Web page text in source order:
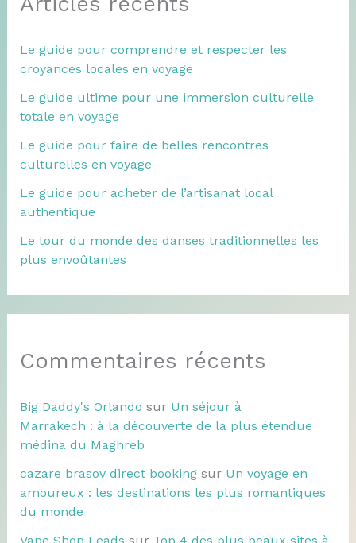
Le guide pour comprendre et respecter les
croyances locales en voyage
Le guide ultime pour une immersion culturelle
totale en voyage
Le guide pour faire de belles rencontres
culturelles en voyage
Le guide pour acheter de l’artisanat local
authentique
Le tour du monde des danses traditionnelles les
plus envoûtantes
Commentaires récents
Big Daddy's Orlando sur Un séjour à
Marrakech : à la découverte de la plus étendue
médina du Maghreb
cazare brasov direct bookingsur Un voyage en
amoureux : les destinations les plus romantiques
du monde